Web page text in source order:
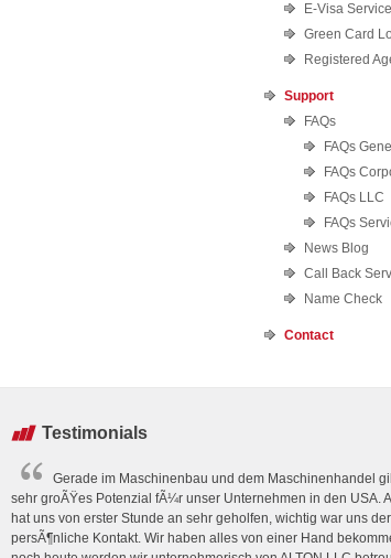
E-Visa Service
Green Card
Registered
Support
FAQs
FAQs
FAQs
FAQs LLC
FAQs
News Blog
Call Back
Name Check
Contact
Testimonials
Gerade im Maschinenbau und dem Maschinenhandel
sehr groÃŸes Potenzial fÃ¼r unser Unternehmen in den USA.
hat uns von erster Stunde an sehr geholfen, wichtig war uns der
persÃ¶nliche Kontakt. Wir haben alles von einer Hand